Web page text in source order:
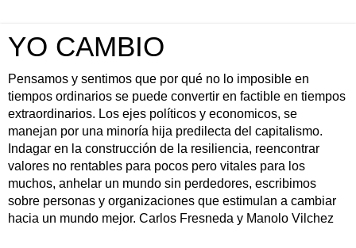
YO CAMBIO
Pensamos y sentimos que por qué no lo imposible en
tiempos ordinarios se puede convertir en factible en tiempos
extraordinarios. Los ejes políticos y economicos, se
manejan por una minoría hija predilecta del capitalismo.
Indagar en la construcción de la resiliencia, reencontrar
valores no rentables para pocos pero vitales para los
muchos, anhelar un mundo sin perdedores, escribimos
sobre personas y organizaciones que estimulan a cambiar
hacia un mundo mejor. Carlos Fresneda y Manolo Vilchez